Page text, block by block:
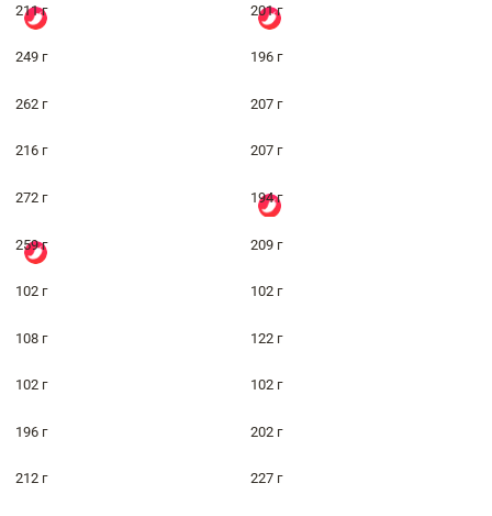
211 г 201 г
249 г 196 г
262 г 207 г
216 г 207 г
272 г 194 г
259 г 209 г
102 г 102 г
108 г 122 г
102 г 102 г
196 г 202 г
212 г 227 г